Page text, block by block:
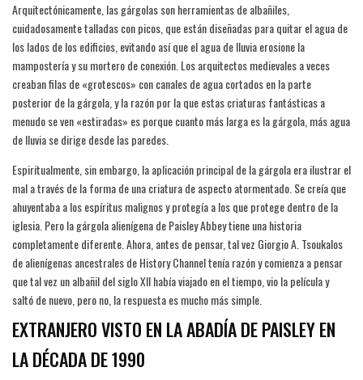
Arquitectónicamente, las gárgolas son herramientas de albañiles,
cuidadosamente talladas con picos, que están diseñadas para quitar el agua de
los lados de los edificios, evitando así que el agua de lluvia erosione la
mampostería y su mortero de conexión. Los arquitectos medievales a veces
creaban filas de «grotescos» con canales de agua cortados en la parte
posterior de la gárgola, y la razón por la que estas criaturas fantásticas a
menudo se ven «estiradas» es porque cuanto más larga es la gárgola, más agua
de lluvia se dirige desde las paredes.
Espiritualmente, sin embargo, la aplicación principal de la gárgola era ilustrar el
mal a través de la forma de una criatura de aspecto atormentado. Se creía que
ahuyentaba a los espíritus malignos y protegía a los que protege dentro de la
iglesia. Pero la gárgola alienígena de Paisley Abbey tiene una historia
completamente diferente. Ahora, antes de pensar, tal vez Giorgio A. Tsoukalos
de alienígenas ancestrales de History Channel tenía razón y comienza a pensar
que tal vez un albañil del siglo XII había viajado en el tiempo, vio la película y
saltó de nuevo, pero no, la respuesta es mucho más simple.
EXTRANJERO VISTO EN LA ABADÍA DE PAISLEY EN
LA DÉCADA DE 1990